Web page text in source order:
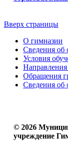
Вверх страницы
О гимназии
Сведения об
Условия
Обращения
Сведения об
© 2026
учреждение